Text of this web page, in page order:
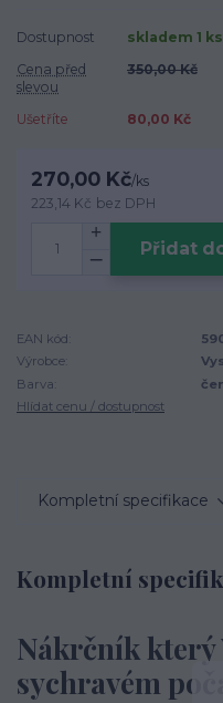
Dostupnost
skladem 1 ks
Cena před
slevou
350,00 Kč
Ušetříte 80,00 Kč
270,00 Kč/ks
223,14 Kč bez DPH
Přidat
EAN kód:
Výrobce:
Barva:
Hlídat cenu / dostupnost
Kompletní specifikace
Kompletní
Nákrčník který
sychravém